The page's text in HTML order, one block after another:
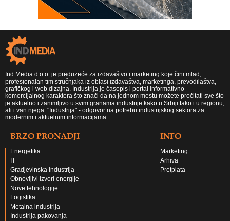
Ind Media d.o.o. je preduzeće za izdavaštvo i marketing koje čini mlad,
profesionalan tim stručnjaka iz oblasi izdavaštva, marketinga, prevodilaštva,
grafičkog i web dizajna. Industrija je časopis i portal informativno-
komercijalnog karaktera što znači da na jednom mestu možete pročitati sve što
je aktuelno i zanimljivo u svim granama industrije kako u Srbiji tako i u regionu,
ali i van njega. "Industrija" - odgovor na potrebu industrijskog sektora za
modernim i aktuelnim informacijama.
BRZO PRONADJI
Energetika
IT
Gradjevinska industrija
Obnovljivi izvori energije
Nove tehnologije
Logistika
Metalna industrija
Industrija pakovanja
INFO
Marketing
Arhiva
Pretplata